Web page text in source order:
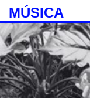
MÚSICA